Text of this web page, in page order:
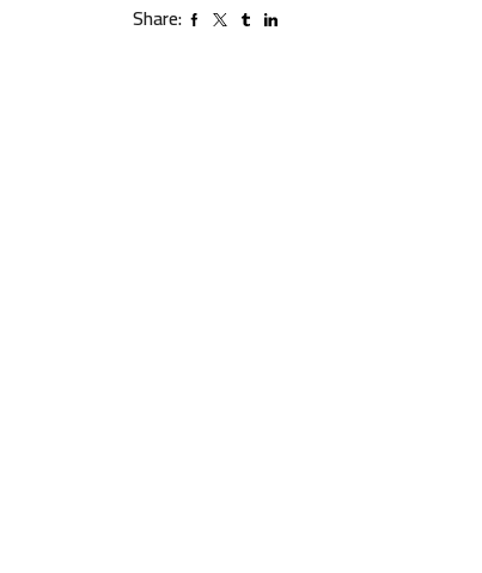
Share: